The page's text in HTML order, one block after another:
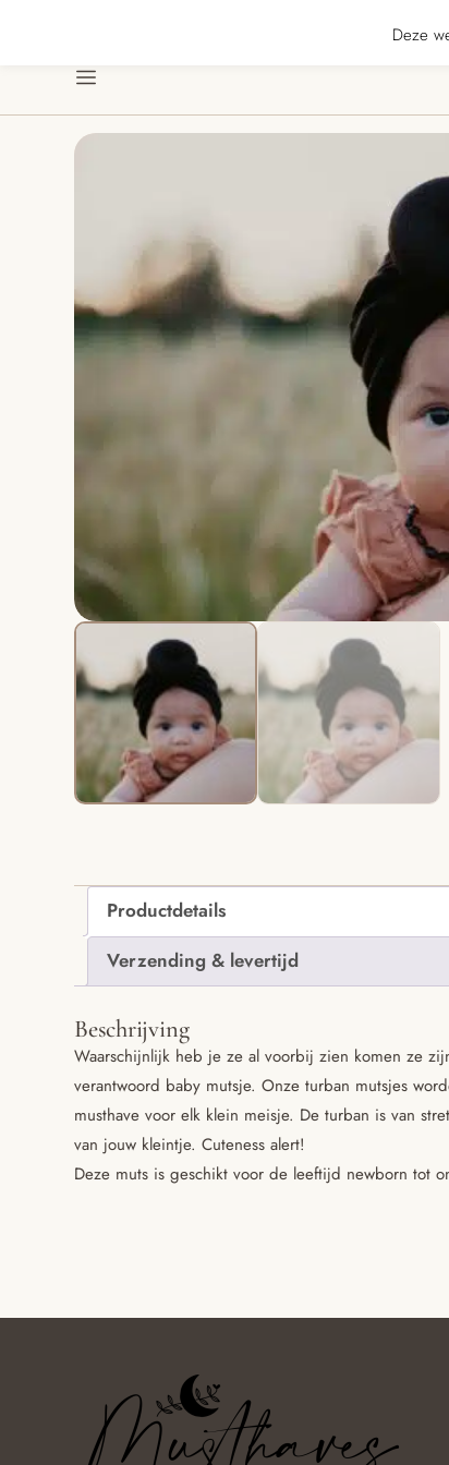
Menu
Productdetails
Verzending & levertijd
Beschrijving
Waarschijnlijk heb je ze al voorbij zien komen ze
verantwoord baby mutsje. Onze turban mutsjes
musthave voor elk klein meisje. De turban is van
van jouw kleintje. Cuteness alert!
Deze muts is geschikt voor de leeftijd newborn tot
Deze